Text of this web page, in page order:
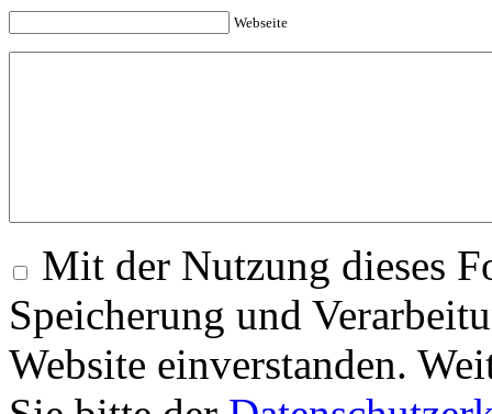
Webseite
Mit der Nutzung dieses
Speicherung und
Website einverstanden.